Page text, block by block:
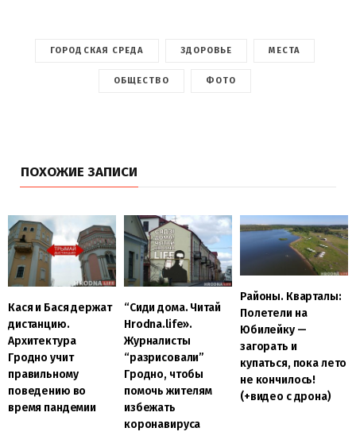
ГОРОДСКАЯ СРЕДА ЗДОРОВЬЕ МЕСТА
ОБЩЕСТВО ФОТО
ПОХОЖИЕ ЗАПИСИ
Кася и Бася держат
дистанцию.
Архитектура
Гродно учит
правильному
поведению во
время пандемии
“Сиди дома. Читай
Hrodna.life».
Журналисты
“разрисовали”
Гродно, чтобы
помочь жителям
избежать
коронавируса
Районы. Кварталы:
Полетели на
Юбилейку —
загорать и
купаться, пока лето
не кончилось!
(+видео с дрона)